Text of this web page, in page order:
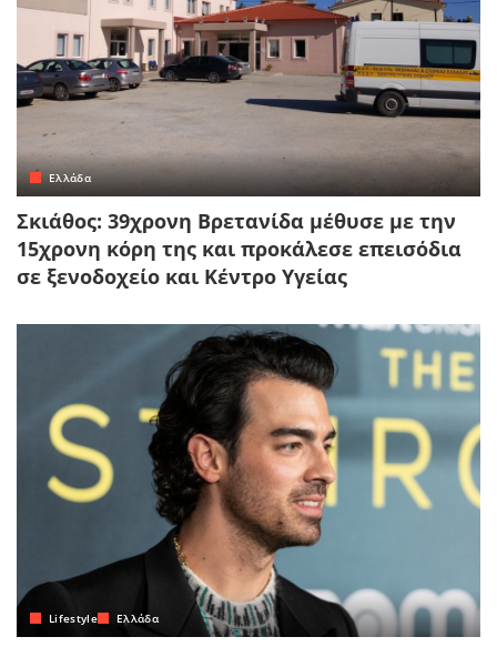
Ελλάδα
Σκιάθος: 39χρονη Βρετανίδα μέθυσε με την
15χρονη κόρη της και προκάλεσε επεισόδια
σε ξενοδοχείο και Κέντρο Υγείας
Lifestyle Ελλάδα